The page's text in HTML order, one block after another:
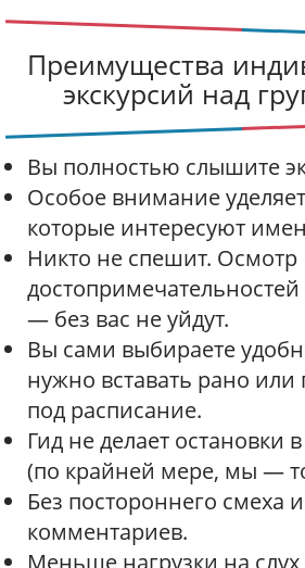
ц
и
о
п
б
л
и
к
а
ц
и
я
м
Преимущества
экскурсий над
Вы полностью слышите
Особое внимание
которые интересуют
Никто не спешит. Осмотр
— без вас не уйдут.
Вы сами выбираете
нужно вставать рано или
под расписание.
Гид не делает остановки
(по крайней мере, мы —
Без постороннего смеха
комментариев.
Меньше нагрузки на